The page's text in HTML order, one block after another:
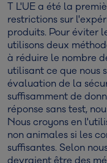
T L'UE a été la
restrictions sur
produits. Pour éviter
utilisons deux
à réduire le nombre
utilisant ce que nous
évaluation de la
suffisamment de
réponse sans test,
Nous croyons en
non animales si les
suffisantes. Selon